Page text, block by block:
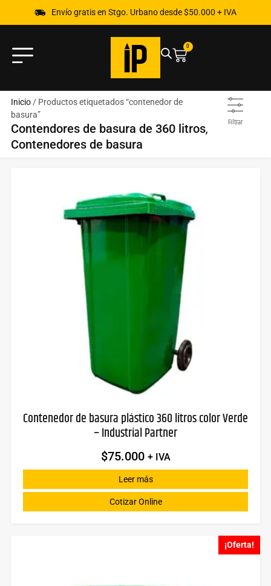
Envío gratis en Stgo. Urbano desde $50.000 + IVA
0
Inicio/ Productos etiquetados “contenedor de
basura”
Contendores de basura de 360 litros,
Contenedores de basura
Filtrar
Contenedor de basura plástico 360 litros color Verde
– Industrial Partner
$75.000 + IVA
Leer más
Cotizar Online
¡Oferta!